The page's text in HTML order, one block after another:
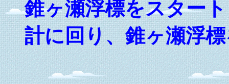
錐ヶ瀬浮標をスター
計に回り、錐ヶ瀬浮